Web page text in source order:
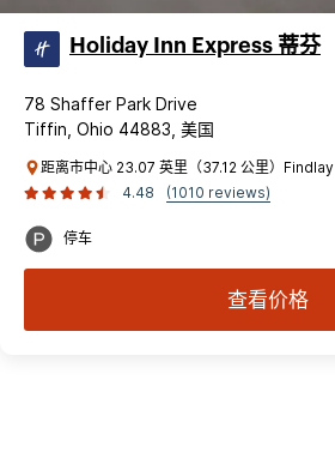
Holiday Inn Express 蒂芬
78 Shaffer Park Drive
Tiffin, Ohio 44883, 美国
距离市中心 23.07 英里（37.12 公里）Findlay
4.48
(1010 reviews)
停车
查看价格